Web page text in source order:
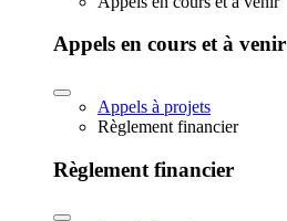
Appels en cours et à venir
Appels à projets
Règlement financier
Règlement financier